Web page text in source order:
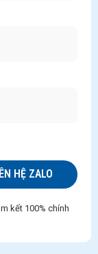
HỆ ZALO
kết 100% chính